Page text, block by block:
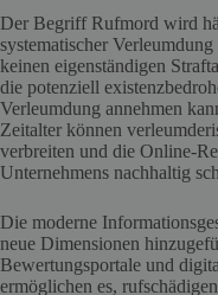
Der Begriff Rufmord wird
systematischer
keinen eigenständigen
die potenziell
Verleumdung annehmen
Zeitalter können
verbreiten und die Online-
Unternehmens nachhaltig
Die moderne
neue Dimensionen
Bewertungsportale und
ermöglichen es,